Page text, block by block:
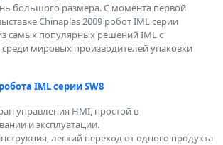
большого размера. С момента первой
Chinaplas 2009 робот IML серии
самых популярных решений IML с
мировых производителей упаковки
IML серии SW8
управления HMI, простой в
и эксплуатации.
легкий переход от одного продукта